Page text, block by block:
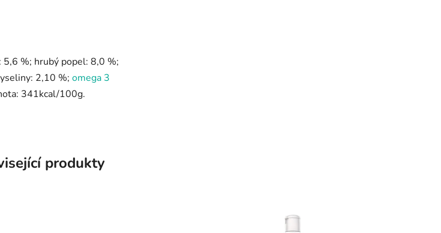
%; hrubý popel: 8,0 %;
2,10 %; omega 3
341kcal/100g.
produkty